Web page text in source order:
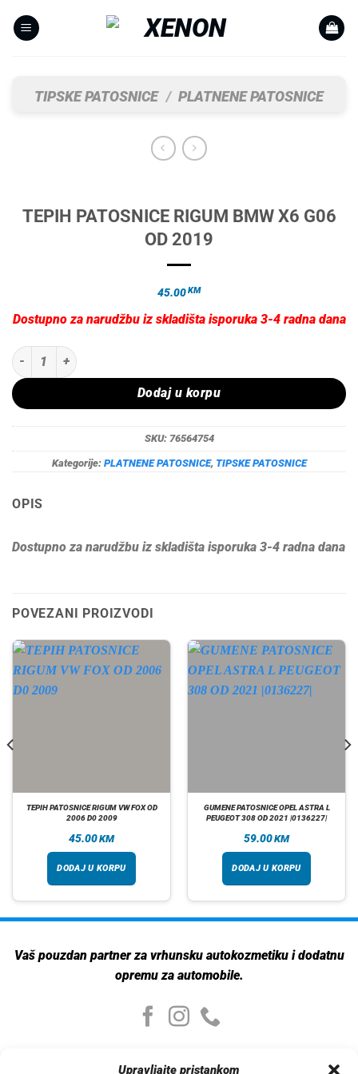
Upravljajte pristankom
TIPSKE PATOSNICE / PLATNENE PATOSNICE
TEPIH PATOSNICE RIGUM BMW X6 G06
OD 2019
45.00KM
Dostupno za narudžbu iz skladišta isporuka 3-4 radna dana
TEPIH PATOSNICE RIGUM BMW X6 G06 OD 2019 količina
Dodaj u korpu
SKU: 76564754
Kategorije: PLATNENE PATOSNICE, TIPSKE PATOSNICE
OPIS
Dostupno za narudžbu iz skladišta isporuka 3-4 radna dana
POVEZANI PROIZVODI
TEPIH PATOSNICE RIGUM VW FOX OD
2006 D0 2009
45.00KM
DODAJ U KORPU
GUMENE PATOSNICE OPEL ASTRA L
PEUGEOT 308 OD 2021 |0136227|
59.00KM
DODAJ U KORPU
Vaš pouzdan partner za vrhunsku autokozmetiku i dodatnu
opremu za automobile.
Moj nalog